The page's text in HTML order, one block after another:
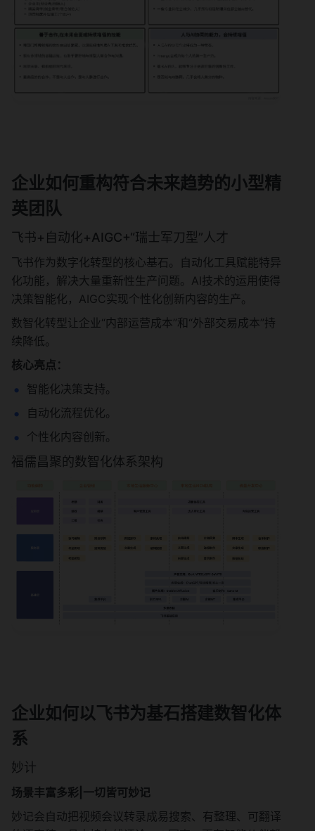
企业如何重构符合未来趋势的小型精
英团队
飞书+自动化+AIGC+“瑞士军刀型”人才
飞书作为数字化转型的核心基石。自动化工具赋能特异
化功能，解决大量重新性生产问题。AI技术的运用使得
决策智能化，AIGC实现个性化创新内容的生产。
数智化转型让企业“内部运营成本”和“外部交易成本”持
续降低。
核心亮点：
智能化决策支持。
自动化流程优化。
个性化内容创新。
福儒昌聚的数智化体系架构
企业如何以飞书为基石搭建数智化体
系
妙计
场景丰富多彩|一切皆可妙记
妙记会自动把视频会议转录成易搜索、有整理、可翻译